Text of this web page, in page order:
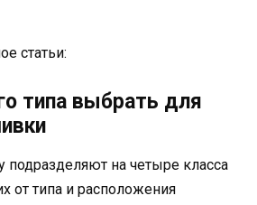
статьи:
типа выбрать для
на четыре класса
от типа и расположения